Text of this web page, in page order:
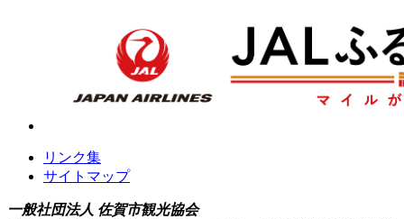
リンク集
サイトマップ
一般社団法人 佐賀市観光協会